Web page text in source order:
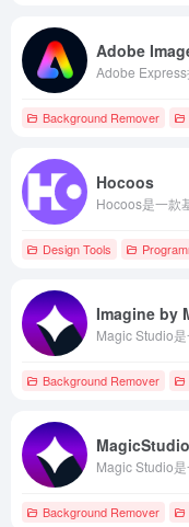
Adobe
Background Remover
Hocoos
Design Tools
Imagine by
Background Remover
MagicStudio
Background Remover